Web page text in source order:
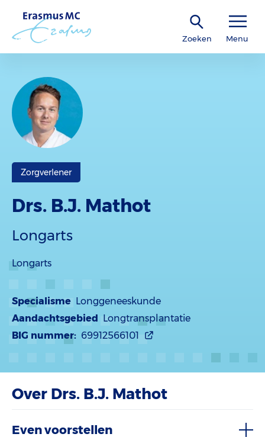
Zoeken Menu
Zorgverlener
Drs. B.J. Mathot
Longarts
Longarts
Specialisme Longgeneeskunde
Aandachtsgebied Longtransplantatie
BIG nummer: 69912566101
Over Drs. B.J. Mathot
Even voorstellen